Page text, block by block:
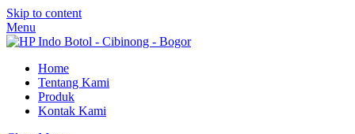
Skip to content
Menu
Home
Tentang Kami
Produk
Kontak Kami